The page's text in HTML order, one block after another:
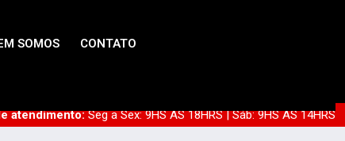
SOMOS CONTATO
atendimento: Seg a Sex: 9HS ÀS 18HRS | Sáb: 9HS ÀS 14HRS